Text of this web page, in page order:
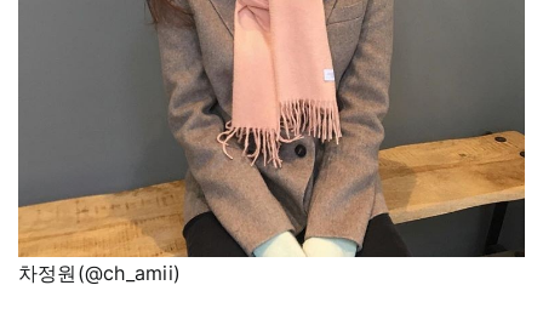
차정원(@ch_amii)